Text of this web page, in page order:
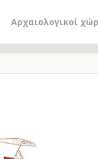
Αρχαιολογικοί